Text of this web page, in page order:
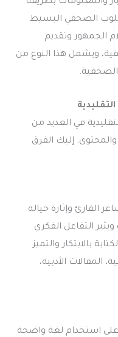
الصحفي البسيط
الجمهور وتقديم
ويشمل هذا النوع من
الصحفية.
التقليدية
في العديد من
إليك الفرق
القارئ وإثارة خياله
التفاعل الفكري
بالابتكار والتميز
المقالات الأدبية،
على استخدام لغة واضحة